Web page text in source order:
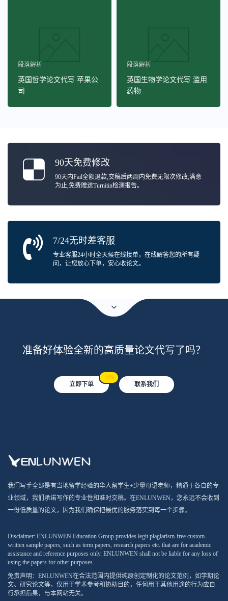
段落解析
英国哲学论文代写 苹果公
司
段落解析
英国生物学论文代写 滥用
药物
90天免费修改
90天内Fail全额退款,交稿后两周内免费无限次修改,满意
为止,免费赠送Turnitin检测报告。
7/24无时差客服
专业客服24小时全天候在线接单，在线解答您的所有疑
问，让您放心下单，安心收论文。
准备好体验全新的高质量论文代写了吗？
立即下单
-5%
联系我们
我们写手全部是有当地留学经验的华人留学生+少量母语老师，精通于各自的专
业领域，我们承诺写作的专业性和准时交稿。在ENLUNWEN，您永远不会收到
一份低质量的论文，因为我们确保把最优的服务落实到每一个步骤。
Disclaimer: ENLUNWEN Education Group provides legit plagiarism-free custom-
written sample papers, such as term papers, research papers etc. that are for academic
assistance and reference purposes only. ENLUNWEN shall not be liable for any loss of
using the papers for other purposes.
免责声明：ENLUNWEN在合法范围内提供纯原创定制化的论文范例，如学期论
文、研究论文等，仅用于学术参考和协助目的，任何用于其他用途的行为应自
行承担后果，与本网站无关。